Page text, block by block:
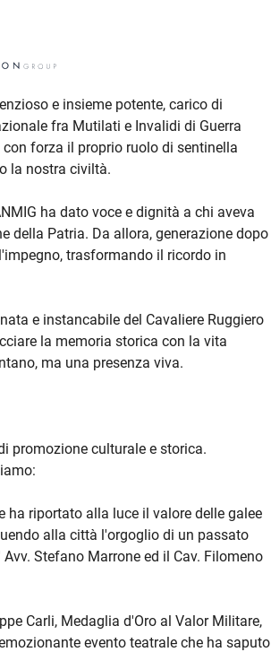
e insieme potente, carico di
fra Mutilati e Invalidi di Guerra
forza il proprio ruolo di sentinella
la nostra civiltà.
ha dato voce e dignità a chi aveva
della Patria. Da allora, generazione dopo
trasformando il ricordo in
e instancabile del Cavaliere Ruggiero
la memoria storica con la vita
ma una presenza viva.
promozione culturale e storica.
ha riportato alla luce il valore delle galee
alla città l'orgoglio di un passato
Stefano Marrone ed il Cav. Filomeno
Carli, Medaglia d'Oro al Valor Militare,
evento teatrale che ha saputo